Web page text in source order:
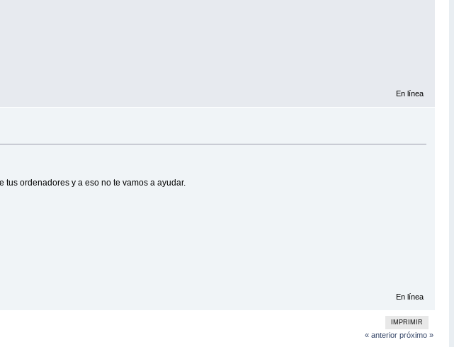
En línea
ordenadores y a eso no te vamos a ayudar.
En línea
IMPRIMIR
« anterior próximo »